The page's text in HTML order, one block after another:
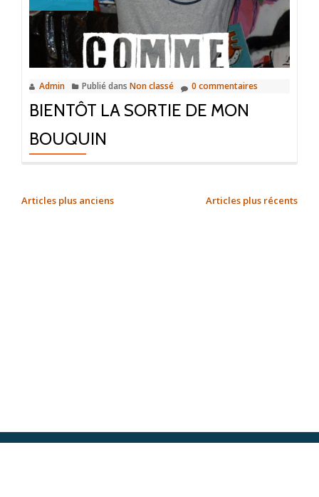
Admin Publié dans Non classé 0 commentaires
BIENTÔT LA SORTIE DE MON
BOUQUIN
A
Articles plus anciens Articles plus récents